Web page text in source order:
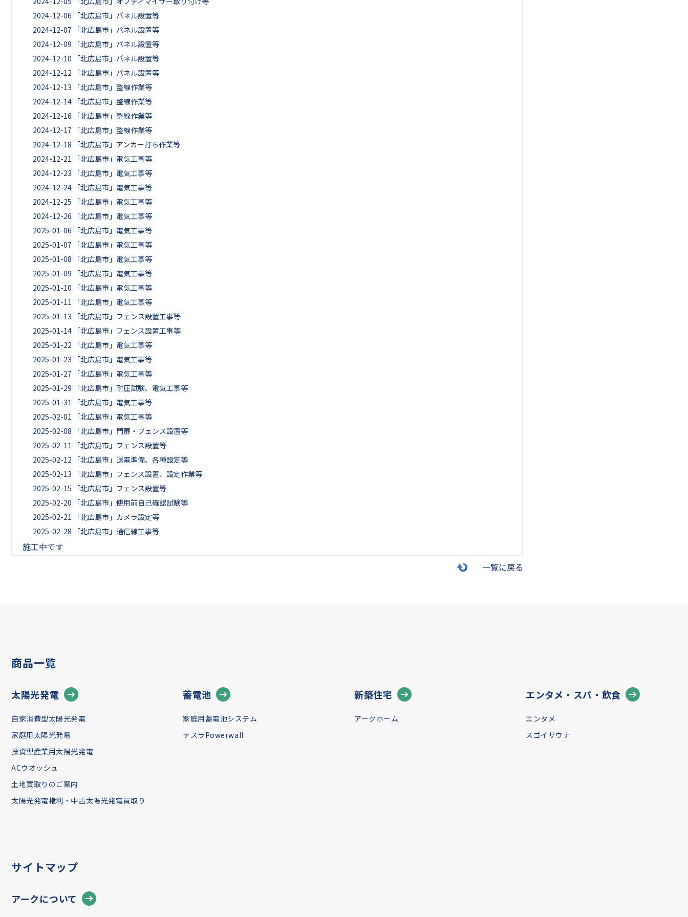
2024-12-06
「北広島市」パネル設置等
2024-12-07
「北広島市」パネル設置等
2024-12-09
「北広島市」パネル設置等
2024-12-10
「北広島市」パネル設置等
2024-12-12
「北広島市」パネル設置等
2024-12-13
「北広島市」整線作業等
2024-12-14 「北広島市」整線作業等
2024-12-16
「北広島市」整線作業等
2024-12-17
「北広島市」整線作業等
2024-12-18
「北広島市」アンカー打ち作業等
2024-12-21
「北広島市」電気工事等
2024-12-23
「北広島市」電気工事等
2024-12-24 「北広島市」電気工事等
2024-12-25
「北広島市」電気工事等
2024-12-26
「北広島市」電気工事等
2025-01-06
「北広島市」電気工事等
2025-01-07
「北広島市」電気工事等
2025-01-08
「北広島市」電気工事等
2025-01-09
「北広島市」電気工事等
2025-01-10
「北広島市」電気工事等
2025-01-11
「北広島市」電気工事等
2025-01-13
「北広島市」フェンス設置工事等
2025-01-14 「北広島市」フェンス設置工事等
2025-01-22
「北広島市」電気工事等
2025-01-23
「北広島市」電気工事等
2025-01-27
「北広島市」電気工事等
2025-01-29
「北広島市」耐圧試験、電気工事等
2025-01-31
「北広島市」電気工事等
2025-02-01
「北広島市」電気工事等
2025-02-08
「北広島市」門扉・フェンス設置等
2025-02-11
「北広島市」フェンス設置等
2025-02-12
「北広島市」送電準備、各種設定等
2025-02-13
「北広島市」フェンス設置、設定作業等
2025-02-15
「北広島市」フェンス設置等
2025-02-20
「北広島市」使用前自己確認試験等
2025-02-21
「北広島市」カメラ設定等
2025-02-28
「北広島市」通信線工事等
施工中です
一覧に戻る
商品一覧
太陽光発電
自家消費型太陽光発電
家庭用太陽光発電
投資型産業用太陽光発電
ACウオッシュ
土地買取りのご案内
太陽光発電権利・中古太陽光発電買取り
蓄電池
家庭用蓄電池システム
テスラPowerwall
新築住宅
アークホーム
エンタメ・スパ・飲食
エンタメ
スゴイサウナ
サイトマップ
アークについて